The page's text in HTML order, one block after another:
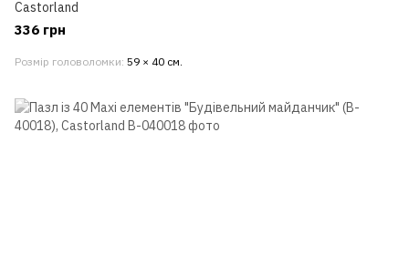
Castorland
336 грн
Розмір головоломки 59 × 40 см.